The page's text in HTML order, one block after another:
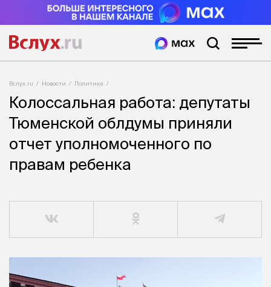
Вслух.ru Новости Политика
Колоссальная работа: депутаты
Тюменской облдумы приняли
отчет уполномоченного по
правам ребенка